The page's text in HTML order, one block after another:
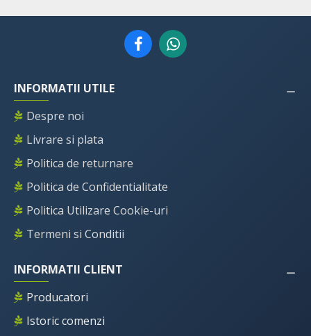
INFORMATII UTILE
Despre noi
Livrare si plata
Politica de returnare
Politica de Confidentialitate
Politica Utilizare Cookie-uri
Termeni si Conditii
INFORMATII CLIENT
Producatori
Istoric comenzi